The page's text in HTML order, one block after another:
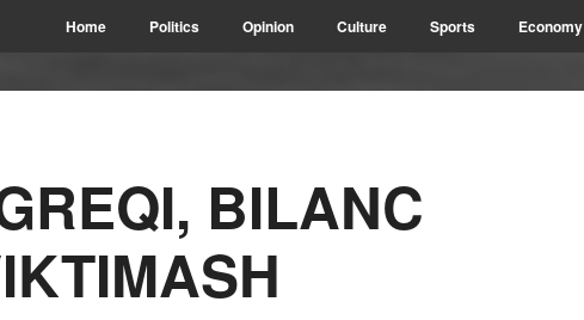
Home Politics Opinion Culture Sports Economy
BILANC